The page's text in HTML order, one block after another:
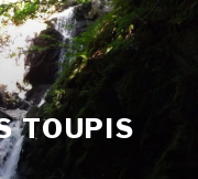
TOUPIS